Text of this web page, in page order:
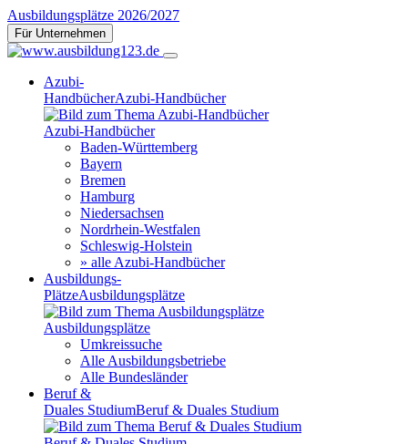
Ausbildungsplätze 2026/2027
Für Unternehmen
Azubi-
HandbücherAzubi-Handbücher
Azubi-Handbücher
Baden-Württemberg
Bayern
Bremen
Hamburg
Niedersachsen
Nordrhein-Westfalen
Schleswig-Holstein
» alle Azubi-Handbücher
Ausbildungs-
PlätzeAusbildungsplätze
Ausbildungsplätze
Umkreissuche
Alle Ausbildungsbetriebe
Alle Bundesländer
Beruf &
Duales StudiumBeruf & Duales Studium